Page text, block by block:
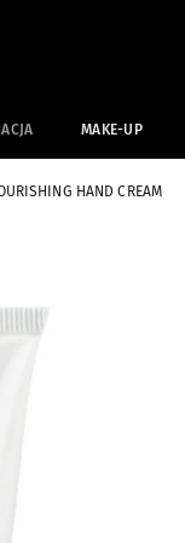
MAKE-UP
HAND CREAM